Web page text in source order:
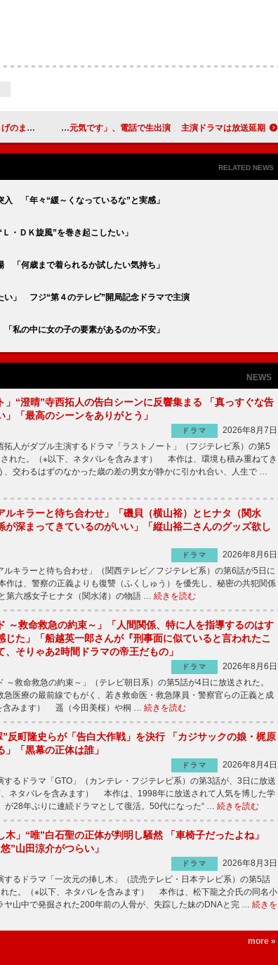
のでは」 川栄李奈「元気です」、電話で生出演 主演ドラマは放送延期
RELATED NEWS
入 「年々“緩～くなっているな”と実感」
・ＤＫ旋風”を巻き起こしたい」
「何歳まで着られるか試したい気持ち」
い」 フジ“第４のテレビ”開局記念ドラマで主演
私の中に女の子の要素があるのか不安」
NEWS
」“澄晴”寺西拓人の告白シーンに反響集まる 「真っすぐな告
」「最高のシーンをありがとう」
ドラマ
2026年8月7日
人がダブル主演するドラマ「ラストノート」（フジテレビ系）の第5
れた。（※以下、ネタバレを含みます） 本作は、環境も積み重ねてき
、交わるはずのなかった歳の差の男女が静かに引かれ合い、人生で …
ルキラーと待ち合わせ」「磯貝（横山裕）とヒナタ（関水
が深まってきているのがいい」「縦山裕二さんのグッズ欲し
ドラマ
2026年8月6日
キラーと待ち合わせ」（関西テレビ／フジテレビ系）の第6話が5日に
は、警察の正義よりも復讐（ふくしゅう）を優先し、秘密の共犯関係
第六感女子ヒナタ（関水渚）の物語 … 続きを読む
～救命救急の約束～」「人間関係、特に人を指導するのはす
じた」「船越英一郎さんが『刑事面に似ていると言われたこ
、そりゃあ2時間ドラマの帝王だもの」
ドラマ
2026年8月6日
～救命救急の約束～」（テレビ朝日系）の第5話が4日に放送された。
医療の最前線でもがく、若き救命医・救急隊員・警察官らの正義と成
含みます） 遥（今田美桜）や桐 … 続きを読む
”反町隆史らが「告白大作戦」を決行 「カジサックの娘・梶原
」「黒幕の正体は誰」
ドラマ
2026年8月4日
るドラマ「GTO」（カンテレ・フジテレビ系）の第3話が、3日に放送
ネタバレを含みます） 本作は、1998年に放送されて人気を博した学
が28年ぶりに連続ドラマとして復活。50代になった“ … 続きを読む
木」“唯”白石聖の正体が判明し騒然 「車椅子だったよね」
”山田涼介がつらい」
ドラマ
2026年8月3日
るドラマ「一次元の挿し木」（読売テレビ・日本テレビ系）の第5話
た。（※以下、ネタバレを含みます） 本作は、松下龍之介氏の同名小
ヤ山中で発掘された200年前の人骨が、失踪した妹のDNAと完 … 続きを
more »